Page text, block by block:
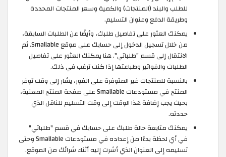
للطلب والبند (المنتجات) والكمية وسعر المنتجات المحددة
وطريقة الدفع وعنوان التسليم.
يمكنك العثور على تفاصيل طلبك، وأيضًا عن الطلبات السابقة،
من خلال تسجيل الدخول إلى حسابك على موقع Smallable. ثم
الانتقال إلى قسم "طلباتي". هنا يمكنك العثور على تفاصيل
الطلبات والفواتير وطباعتها إذا كنت ترغب في ذلك.
بالنسبة للمنتجات غير المتوفرة على الفور، يشار إلى وقت توفر
المنتج في مستودعات Smallable على صفحة المنتج المعنية،
بحيث يجب إضافة هذا الوقت إلى وقت التسليم للناقل الذي
حددته.
يمكنك متابعة حالة طلبك على حسابك في قسم "طلباتي"
في أي لحظة بدءًا من إعداده في مستودعات Smallable وحتى
تسليمه إلى العنوان الذي أشرت إليه أثناء شرائك من الموقع.